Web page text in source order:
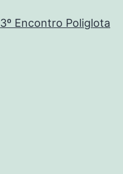
3º Encontro Poliglota